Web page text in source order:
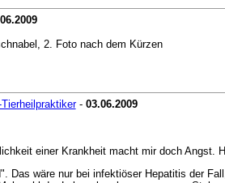
2. Foto nach dem Kürzen
- 03.06.2009
einer Krankheit macht mir doch Angst.
Das wäre nur bei infektiöser Hepatitis der